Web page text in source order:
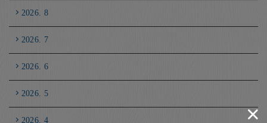
2026. 8
2026. 7
2026. 6
2026. 5
2026. 4